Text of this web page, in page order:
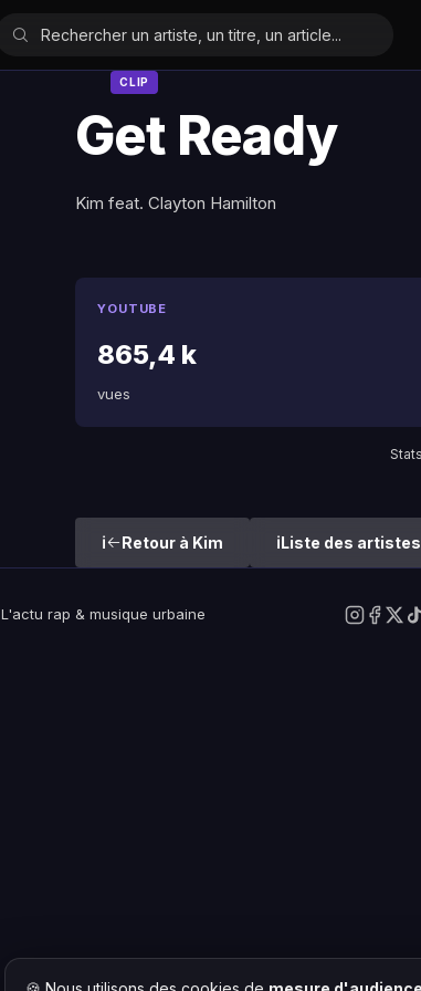
CLIP
Get Ready
Kim feat. Clayton Hamilton
YOUTUBE
865,4 k
vues
Retour à Kim Liste des artistes
L'actu rap & musique urbaine